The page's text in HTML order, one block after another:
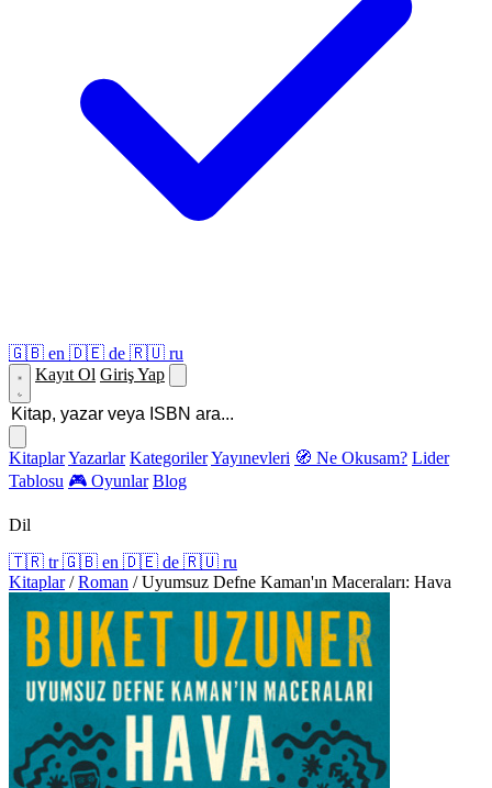
🇬🇧 en 🇩🇪 de 🇷🇺 ru
Kayıt Ol Giriş Yap
KitaplarYazarlar KategorilerYayınevleri 🧭 Ne Okusam? Lider
Tablosu 🎮 Oyunlar Blog
Dil
🇹🇷 tr 🇬🇧 en 🇩🇪 de 🇷🇺 ru
Kitaplar / Roman / Uyumsuz Defne Kaman'ın Maceraları: Hava